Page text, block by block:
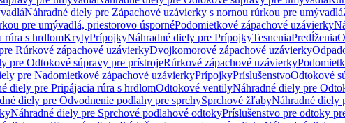
Náhradné diely pre Zápachové uzávierky s nornou rúrkou pre umývadlá
pre umývadlá, priestorovo úspornéPodomietkové zápachové uzávierky
rúra s hrdlomKrytyPrípojkyNáhradné diely pre PrípojkyTesneniaPredĺženia
Rúrkové zápachové uzávierkyDvojkomorové zápachové uzávierky
pre Odtokové súpravy pre prístrojeRúrkové zápachové uzávierky
pre Nadomietkové zápachové uzávierkyPrípojkyPríslušenstvoOdtokové
diely pre Pripájacia rúra s hrdlomOdtokové ventilyNáhradné diely pre
diely pre Odvodnenie podlahy pre sprchySprchové žľabyNáhradné diely
Náhradné diely pre Sprchové podlahové odtokyPríslušenstvo pre odtoky